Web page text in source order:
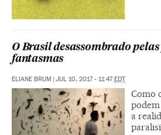
O Brasil desassombrado
fantasmas
ELIANE BRUM | JUL 10, 2017 - 11:47EDT
Como
a